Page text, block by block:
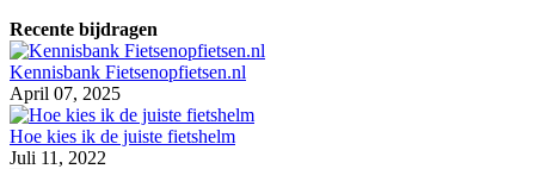
Recente bijdragen
Kennisbank Fietsenopfietsen.nl
April 07, 2025
Hoe kies ik de juiste fietshelm
Juli 11, 2022